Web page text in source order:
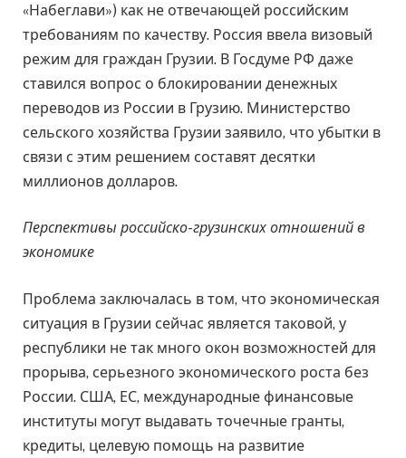
«Набеглави») как не отвечающей российским
требованиям по качеству. Россия ввела визовый
режим для граждан Грузии. В Госдуме РФ даже
ставился вопрос о блокировании денежных
переводов из России в Грузию. Министерство
сельского хозяйства Грузии заявило, что убытки в
связи с этим решением составят десятки
миллионов долларов.
Перспективы российско-грузинских отношений в
экономике
Проблема заключалась в том, что экономическая
ситуация в Грузии сейчас является таковой, у
республики не так много окон возможностей для
прорыва, серьезного экономического роста без
России. США, ЕС, международные финансовые
институты могут выдавать точечные гранты,
кредиты, целевую помощь на развитие